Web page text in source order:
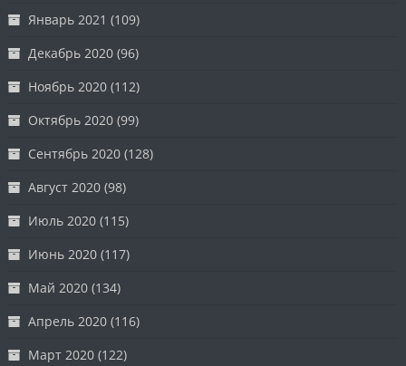
Январь 2021 (109)
Декабрь 2020 (96)
Ноябрь 2020 (112)
Октябрь 2020 (99)
Сентябрь 2020 (128)
Август 2020 (98)
Июль 2020 (115)
Июнь 2020 (117)
Май 2020 (134)
Апрель 2020 (116)
Март 2020 (122)